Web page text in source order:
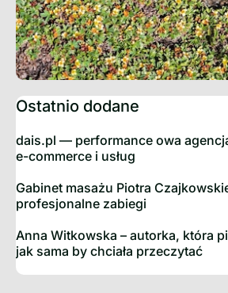
Ostatnio dodane
dais.pl — performance owa
e-commerce i usług
Gabinet masażu Piotra
profesjonalne zabiegi
Anna Witkowska – autorka, która
jak sama by chciała przeczytać